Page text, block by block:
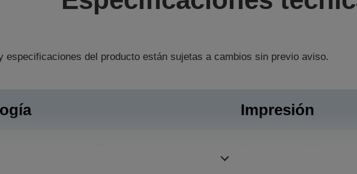
especificaciones del producto están sujetas a cambios sin previo aviso.
Impresión